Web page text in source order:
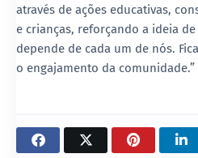
através de ações educativas,
e crianças, reforçando a ideia
depende de cada um de nós.
o engajamento da comunidade.”